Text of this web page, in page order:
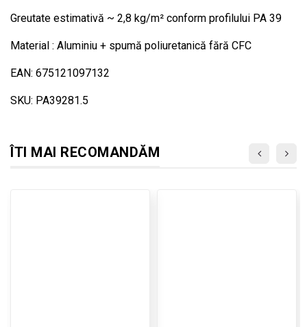
Greutate estimativă ~ 2,8 kg/m² conform profilului PA 39
Material : Aluminiu + spumă poliuretanică fără CFC
EAN: 675121097132
SKU: PA39281.5
ÎTI MAI RECOMANDĂM